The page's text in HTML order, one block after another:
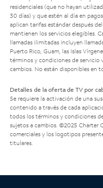
residenciales (que no hayan
30 días) y que estén al día en
aplican tarifas estándar después
mantienen los servicios elegibles.
llamadas ilimitadas incluyen
Puerto Rico, Guam, las Islas
términos y condiciones de servicio
cambios. No están disponibles en
Detalles de la oferta de TV por
Se requiere la activación de una
contenido a través de cada
todos los términos y condiciones
sujetos a cambios. ©2025 Charter
comerciales y los logotipos
titulares.